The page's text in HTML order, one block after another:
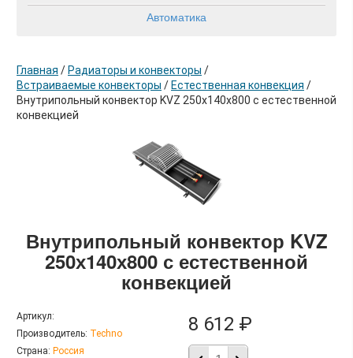
Автоматика
Главная / Радиаторы и конвекторы /
Встраиваемые конвекторы / Естественная конвекция /
Внутрипольный конвектор KVZ 250х140х800 с естественной
конвекцией
Внутрипольный конвектор KVZ
250х140х800 с естественной
конвекцией
Артикул:
Производитель: Techno
Страна: Россия
8 612 ₽
в корзину